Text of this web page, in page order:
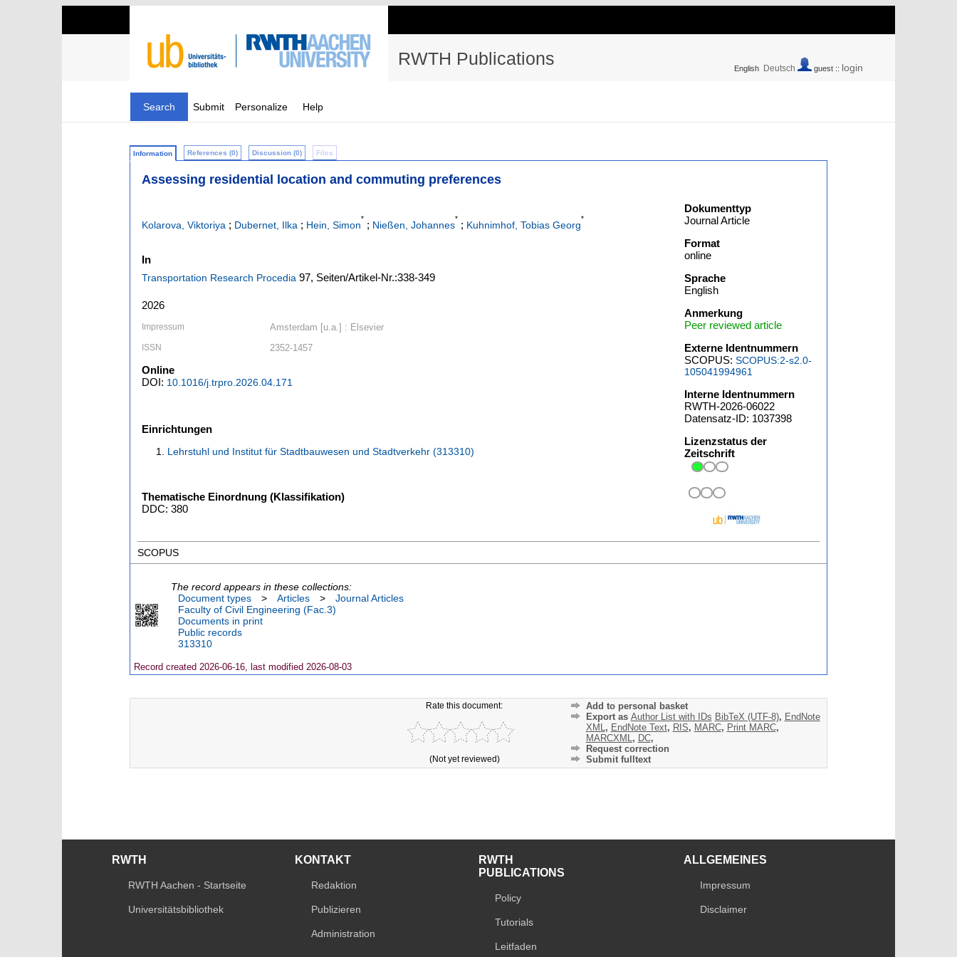
RWTH Publications English Deutsch guest :: login
Search Submit Personalize Help
Information References (0) Discussion (0) Files
Assessing residential location and commuting preferences
Kolarova, Viktoriya ; Dubernet, Ilka ; Hein, Simon
*
; Nießen, Johannes
*
; Kuhnimhof, Tobias Georg
*
In
Transportation Research Procedia 97, Seiten/Artikel-Nr.:338-349
2026
Impressum Amsterdam [u.a.] : Elsevier
ISSN 2352-1457
Online
DOI: 10.1016/j.trpro.2026.04.171
Einrichtungen
Lehrstuhl und Institut für Stadtbauwesen und Stadtverkehr (313310)
Thematische Einordnung (Klassifikation)
DDC: 380
Dokumenttyp
Journal Article
Format
online
Sprache
English
Anmerkung
Peer reviewed article
Externe Identnummern
SCOPUS:SCOPUS:2-s2.0-
105041994961
Interne Identnummern
RWTH-2026-06022
Datensatz-ID: 1037398
Lizenzstatus der
Zeitschrift
SCOPUS
The record appears in these collections:
Document types
> Articles >
Journal Articles
Faculty of Civil Engineering (Fac.3)
Documents in print
Public records
313310
Record created 2026-06-16, last modified 2026-08-03
Rate this document:
(Not yet reviewed)
Add to personal basket
Export as Author List with IDs BibTeX (UTF-8), EndNote
XML, EndNote Text, RIS, MARC, Print MARC,
MARCXML, DC,
Request correction
Submit fulltext
RWTH
RWTH Aachen - Startseite
Universitätsbibliothek
KONTAKT
Redaktion
Publizieren
Administration
RWTH
PUBLICATIONS
Policy
Tutorials
Leitfaden
ALLGEMEINES
Impressum
Disclaimer